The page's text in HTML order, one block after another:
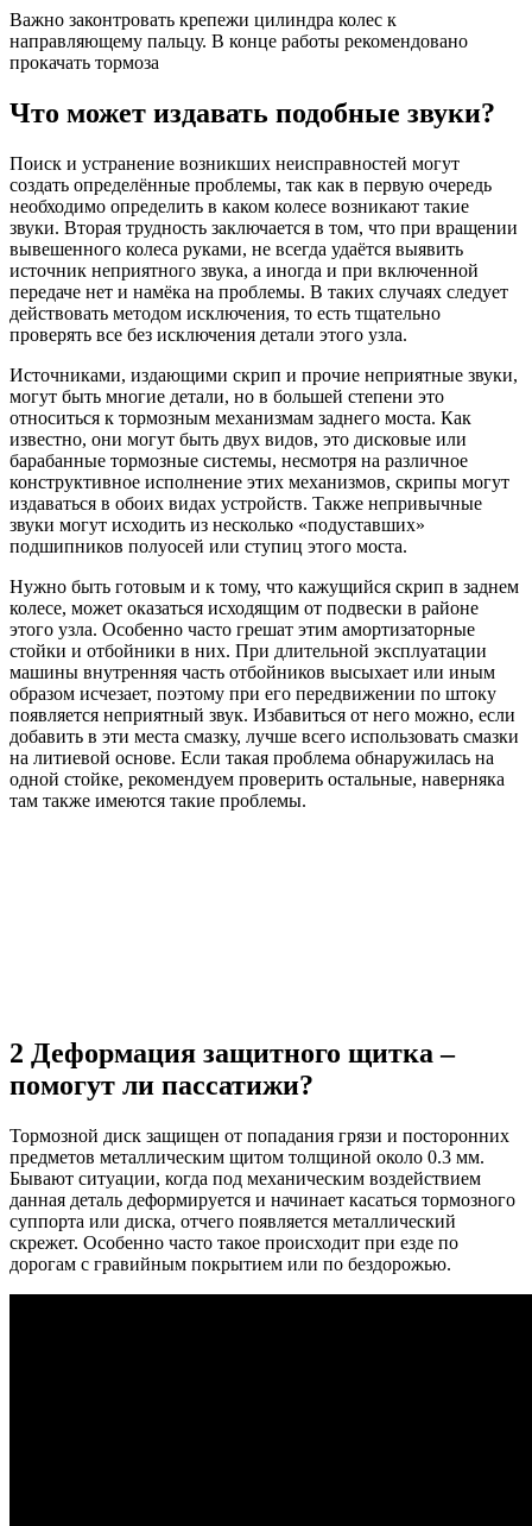
Важно законтровать крепежи цилиндра колес к
направляющему пальцу. В конце работы рекомендовано
прокачать тормоза
Что может издавать подобные звуки?
Поиск и устранение возникших неисправностей могут
создать определённые проблемы, так как в первую очередь
необходимо определить в каком колесе возникают такие
звуки. Вторая трудность заключается в том, что при вращении
вывешенного колеса руками, не всегда удаётся выявить
источник неприятного звука, а иногда и при включенной
передаче нет и намёка на проблемы. В таких случаях следует
действовать методом исключения, то есть тщательно
проверять все без исключения детали этого узла.
Источниками, издающими скрип и прочие неприятные звуки,
могут быть многие детали, но в большей степени это
относиться к тормозным механизмам заднего моста. Как
известно, они могут быть двух видов, это дисковые или
барабанные тормозные системы, несмотря на различное
конструктивное исполнение этих механизмов, скрипы могут
издаваться в обоих видах устройств. Также непривычные
звуки могут исходить из несколько «подуставших»
подшипников полуосей или ступиц этого моста.
Нужно быть готовым и к тому, что кажущийся скрип в заднем
колесе, может оказаться исходящим от подвески в районе
этого узла. Особенно часто грешат этим амортизаторные
стойки и отбойники в них. При длительной эксплуатации
машины внутренняя часть отбойников высыхает или иным
образом исчезает, поэтому при его передвижении по штоку
появляется неприятный звук. Избавиться от него можно, если
добавить в эти места смазку, лучше всего использовать смазки
на литиевой основе. Если такая проблема обнаружилась на
одной стойке, рекомендуем проверить остальные, наверняка
там также имеются такие проблемы.
2 Деформация защитного щитка –
помогут ли пассатижи?
Тормозной диск защищен от попадания грязи и посторонних
предметов металлическим щитом толщиной около 0.3 мм.
Бывают ситуации, когда под механическим воздействием
данная деталь деформируется и начинает касаться тормозного
суппорта или диска, отчего появляется металлический
скрежет. Особенно часто такое происходит при езде по
дорогам с гравийным покрытием или по бездорожью.